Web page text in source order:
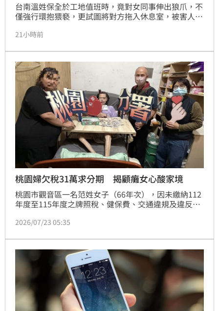
台南溫姓保全於工地值班時，竟對女同事伸出狼爪，不
僅強行環抱猥褻，更試圖將對方拖入休息室，被害人隨
鍵錄音，內容顯示女方多次拒絕，且DNA鑑定結果與溫
處8個月有期徒刑。
21小時前
桃園婦欠稅31萬求分期 揭顧癱女心酸家境
桃園市觀音區一名范姓女子（66年次），因未繳納112
年度至115年度之牌照稅、健保費、交通違規及違反區
法務部行政執行署桃園分署強制執行。經深入調查，發
的重度身心障礙孩子，經濟壓力沉重，生活困苦，近日
因沒有工作，需靠向親友借貸來支付生活開銷，桃園分
署昨(22日)赴其住處致贈慰問金，希望對她艱困的生活
2026/07/23 05:35